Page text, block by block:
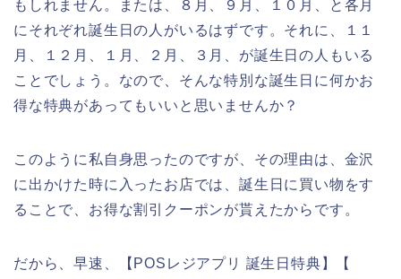
もしれません。または、８月、９月、１０月、と各月
にそれぞれ誕生日の人がいるはずです。それに、１１
月、１２月、１月、２月、３月、が誕生日の人もいる
ことでしょう。なので、そんな特別な誕生日に何かお
得な特典があってもいいと思いませんか？
このように私自身思ったのですが、その理由は、金沢
に出かけた時に入ったお店では、誕生日に買い物をす
ることで、お得な割引クーポンが貰えたからです。
だから、早速、【POSレジアプリ 誕生日特典】【